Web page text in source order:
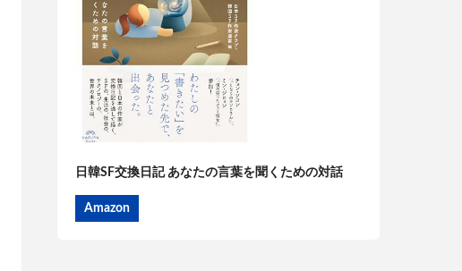
日韓SF交換日記 あなたの言葉を聞くための対話
Amazon